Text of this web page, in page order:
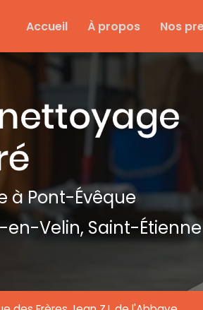
Accueil
À propos Nos
à Pont-Évêque
en-Velin, Saint-Étienne